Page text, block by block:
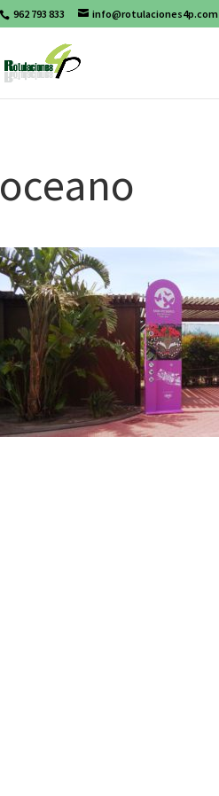
962 793 833 info@rotulaciones4p.com
oceano